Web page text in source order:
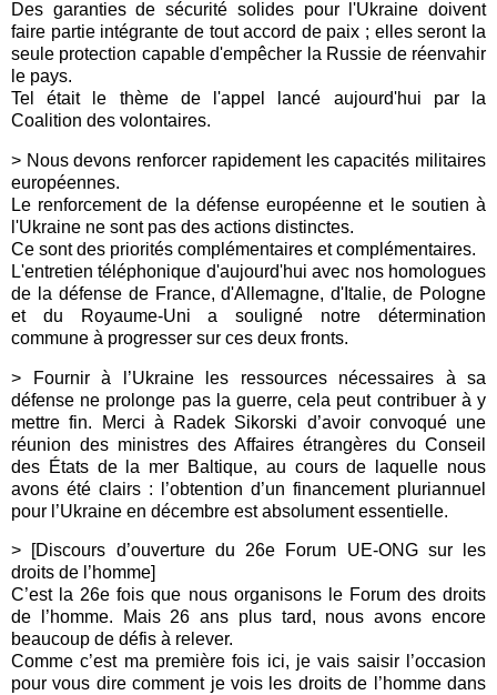
Des garanties de sécurité solides pour l'Ukraine doivent
faire partie intégrante de tout accord de paix ; elles seront la
seule protection capable d'empêcher la Russie de réenvahir
le pays.
Tel était le thème de l'appel lancé aujourd'hui par la
Coalition des volontaires.
> Nous devons renforcer rapidement les capacités militaires
européennes.
Le renforcement de la défense européenne et le soutien à
l'Ukraine ne sont pas des actions distinctes.
Ce sont des priorités complémentaires et complémentaires.
L'entretien téléphonique d'aujourd'hui avec nos homologues
de la défense de France, d'Allemagne, d'Italie, de Pologne
et du Royaume-Uni a souligné notre détermination
commune à progresser sur ces deux fronts.
> Fournir à l’Ukraine les ressources nécessaires à sa
défense ne prolonge pas la guerre, cela peut contribuer à y
mettre fin. Merci à Radek Sikorski d’avoir convoqué une
réunion des ministres des Affaires étrangères du Conseil
des États de la mer Baltique, au cours de laquelle nous
avons été clairs : l’obtention d’un financement pluriannuel
pour l’Ukraine en décembre est absolument essentielle.
> [Discours d’ouverture du 26e Forum UE-ONG sur les
droits de l’homme]
C’est la 26e fois que nous organisons le Forum des droits
de l’homme. Mais 26 ans plus tard, nous avons encore
beaucoup de défis à relever.
Comme c’est ma première fois ici, je vais saisir l’occasion
pour vous dire comment je vois les droits de l’homme dans